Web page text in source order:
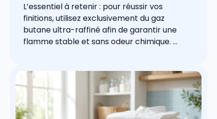
L’essentiel à retenir : pour réussir vos
finitions, utilisez exclusivement du gaz
butane ultra-raffiné afin de garantir une
flamme stable et sans odeur chimique. ...